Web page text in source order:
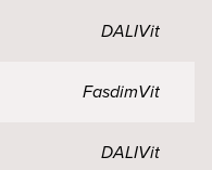
DALIVit
FasdimVit
DALIVit